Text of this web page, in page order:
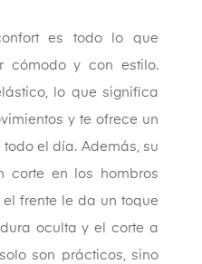
es todo lo que
cómodo y con estilo.
lo que significa
y te ofrece un
el día. Además, su
corte en los hombros
frente le da un toque
oculta y el corte a
son prácticos, sino